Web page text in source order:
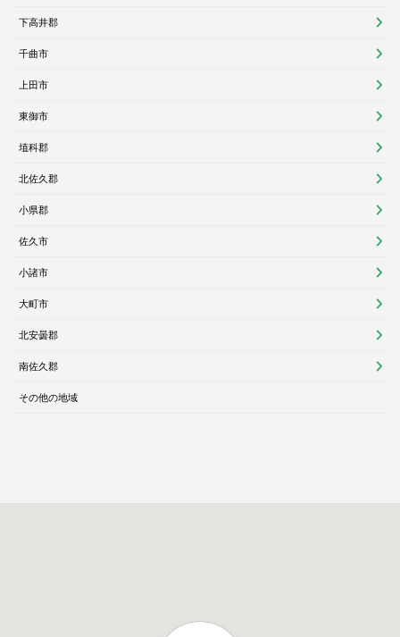
下高井郡
千曲市
上田市
東御市
埴科郡
北佐久郡
小県郡
佐久市
小諸市
大町市
北安曇郡
南佐久郡
その他の地域